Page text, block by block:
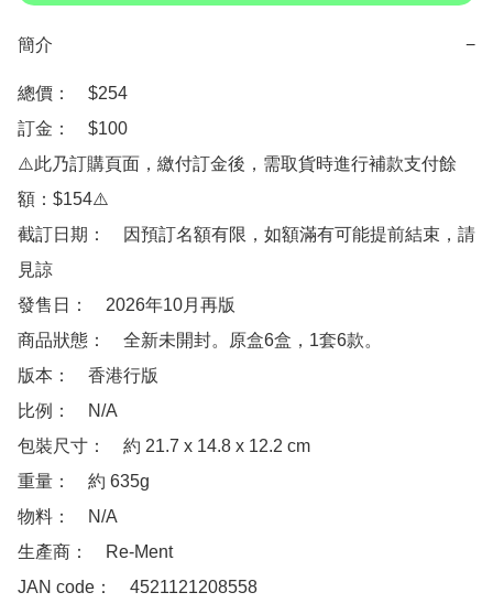
簡介 −
總價：　$254
訂金：　$100
⚠️此乃訂購頁面，繳付訂金後，需取貨時進行補款支付餘
額：$154⚠️
截訂日期：　因預訂名額有限，如額滿有可能提前結束，請
見諒
發售日：　2026年10月再版
商品狀態：　全新未開封。原盒6盒，1套6款。
版本：　香港行版
比例：　N/A
包裝尺寸：　約 21.7 x 14.8 x 12.2 cm
重量：　約 635g
物料：　N/A
生產商：　Re-Ment
JAN code：　4521121208558